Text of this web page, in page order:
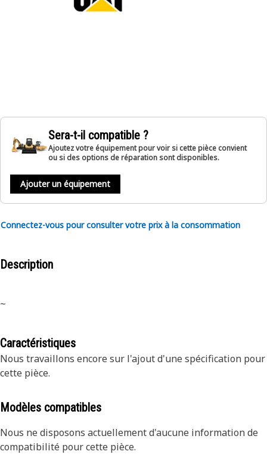
Sera-t-il compatible ?
Ajoutez votre équipement pour voir si cette pièce convient
ou si des options de réparation sont disponibles.
Ajouter un équipement
Connectez-vous pour consulter votre prix à la consommation
Description
~
Caractéristiques
Nous travaillons encore sur l'ajout d'une spécification pour
cette pièce.
Modèles compatibles
Nous ne disposons actuellement d'aucune information de
compatibilité pour cette pièce.